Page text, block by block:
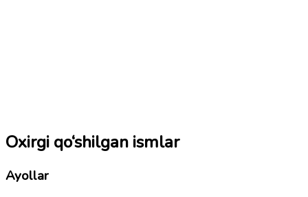
Oxirgi qo‘shilgan ismlar
Ayollar